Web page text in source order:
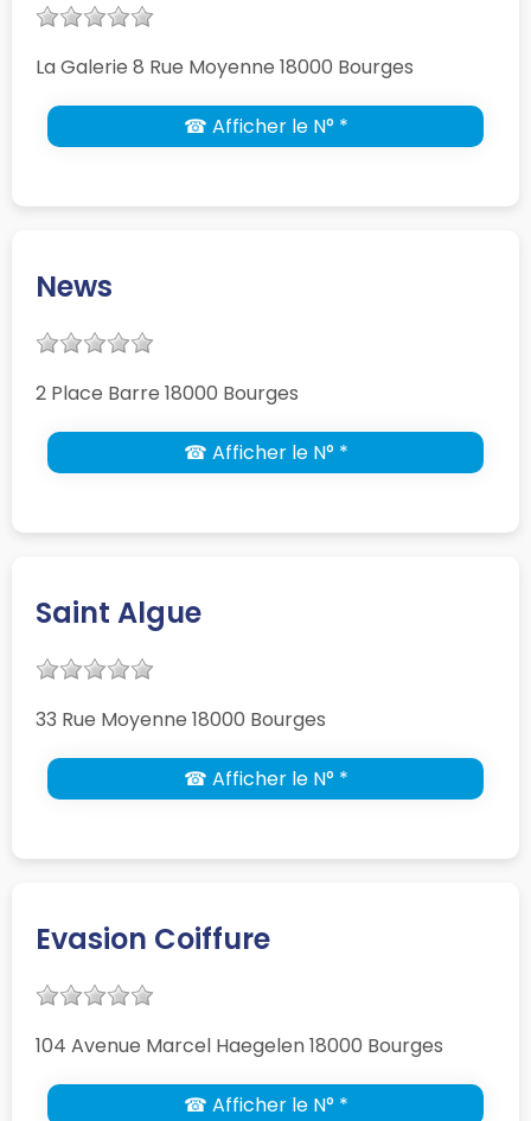
La Galerie 8 Rue Moyenne 18000 Bourges
☎ Afficher le N° *
News
2 Place Barre 18000 Bourges
☎ Afficher le N° *
Saint Algue
33 Rue Moyenne 18000 Bourges
☎ Afficher le N° *
Evasion Coiffure
104 Avenue Marcel Haegelen 18000 Bourges
☎ Afficher le N° *